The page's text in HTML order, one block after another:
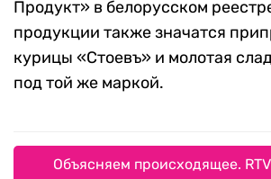
Продукт» в белорусском
продукции также значатся
курицы «Стоевъ» и молотая
под той же маркой.
Объясняем происходящее.